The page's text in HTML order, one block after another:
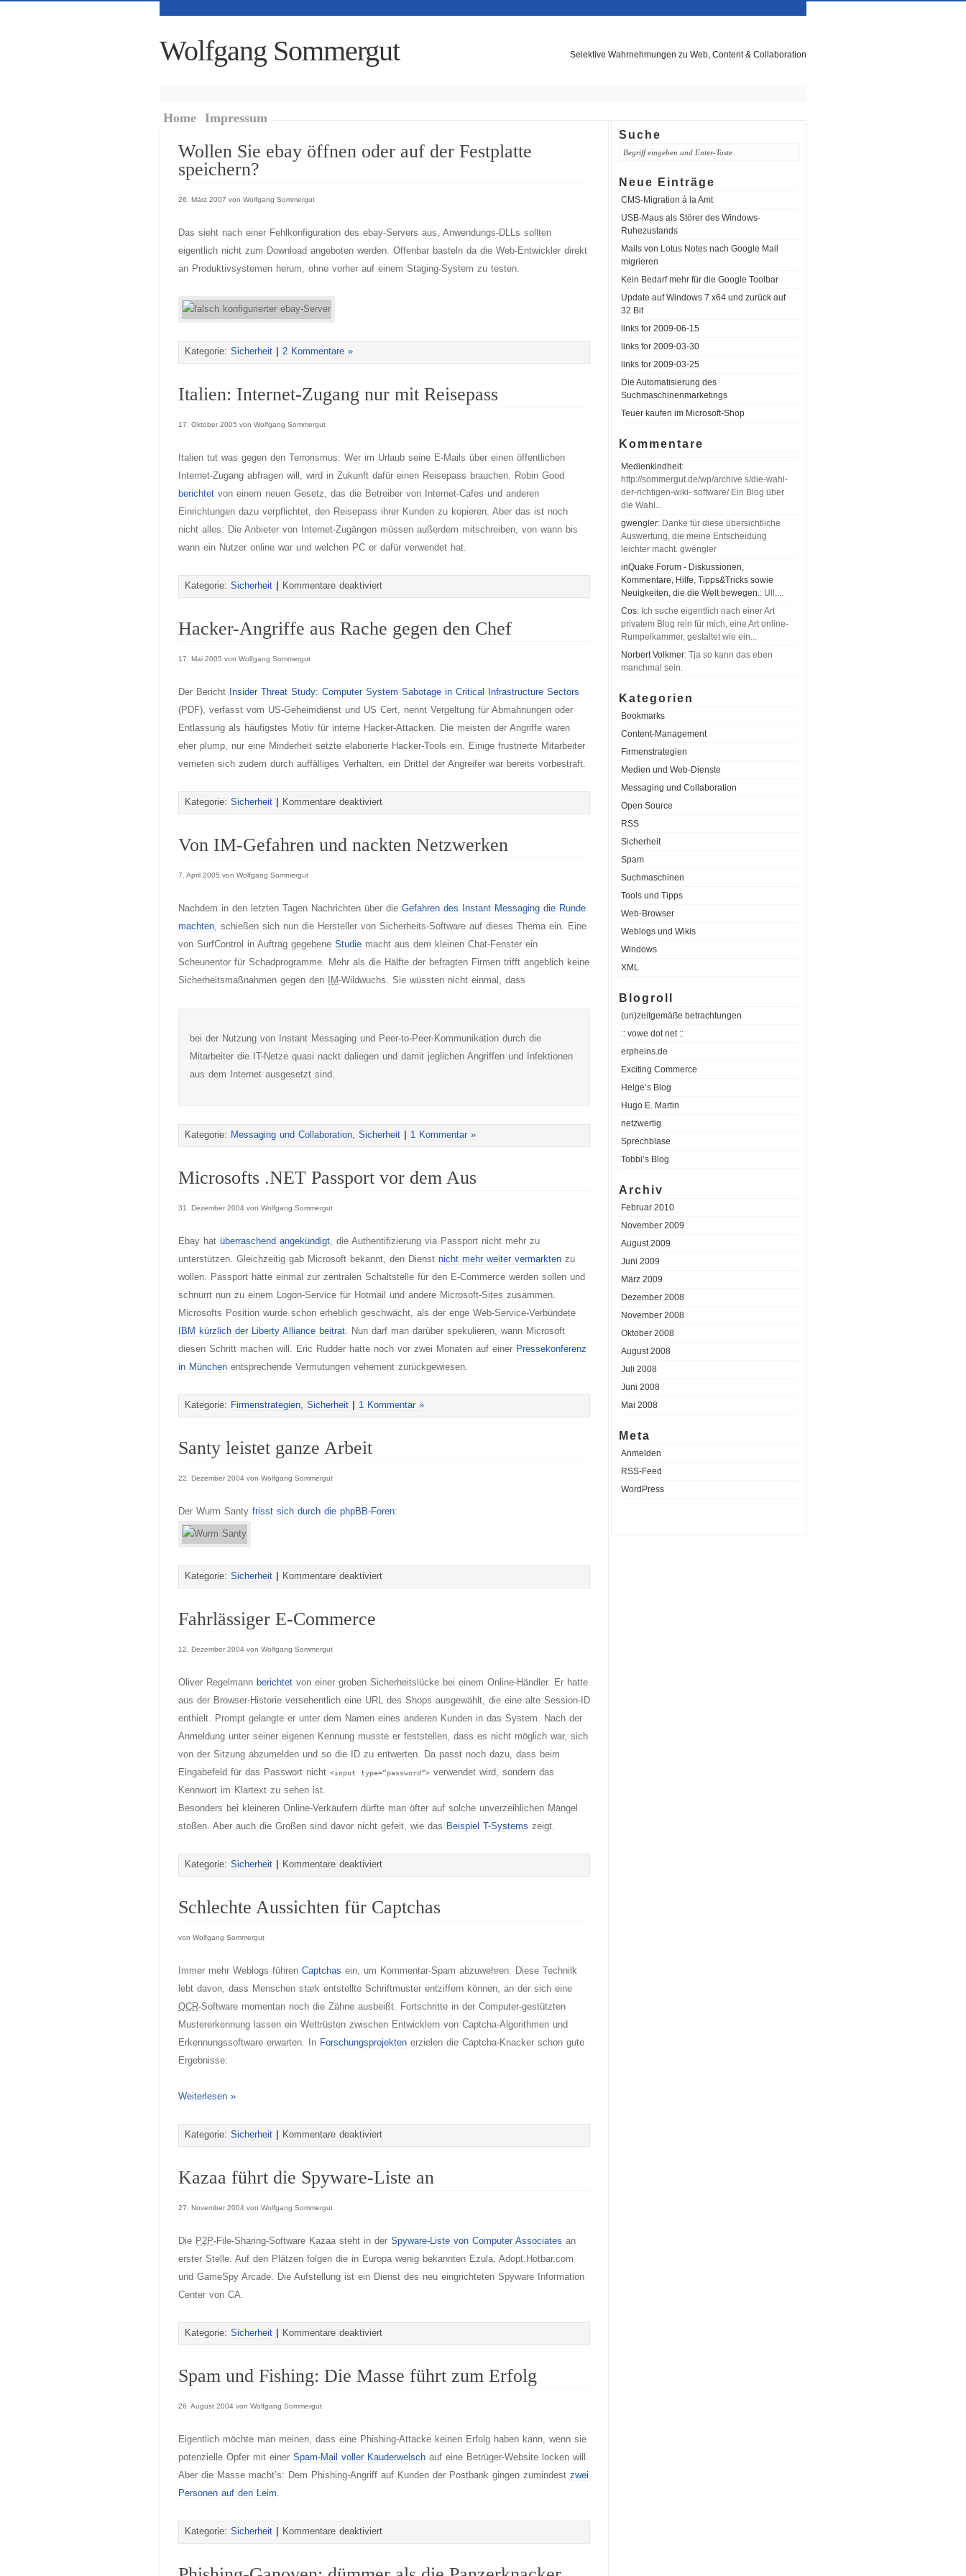
Selektive Wahrnehmungen zu Web, Content & Collaboration
Wolfgang Sommergut
Home Impressum
Suche
Neue Einträge
CMS-Migration á la Amt
USB-Maus als Störer des Windows-
Ruhezustands
Mails von Lotus Notes nach Google Mail
migrieren
Kein Bedarf mehr für die Google Toolbar
Update auf Windows 7 x64 und zurück auf
32 Bit
links for 2009-06-15
links for 2009-03-30
links for 2009-03-25
Die Automatisierung des
Suchmaschinenmarketings
Teuer kaufen im Microsoft-Shop
Kommentare
Medienkindheit:
http://sommergut.de/wp/archive s/die-wahl-
der-richtigen-wiki- software/ Ein Blog über
die Wahl...
gwengler: Danke für diese übersichtliche
Auswertung, die meine Entscheidung
leichter macht. gwengler
inQuake Forum - Diskussionen,
Kommentare, Hilfe, Tipps&Tricks sowie
Neuigkeiten, die die Welt bewegen. : Ull,...
Cos: Ich suche eigentlich nach einer Art
privatem Blog rein für mich, eine Art online-
Rumpelkammer, gestaltet wie ein...
Norbert Volkmer: Tja so kann das eben
manchmal sein.
Kategorien
Bookmarks
Content-Management
Firmenstrategien
Medien und Web-Dienste
Messaging und Collaboration
Open Source
RSS
Sicherheit
Spam
Suchmaschinen
Tools und Tipps
Web-Browser
Weblogs und Wikis
Windows
XML
Blogroll
(un)zeitgemäße betrachtungen
:: vowe dot net ::
erpheins.de
Exciting Commerce
Helge’s Blog
Hugo E. Martin
netzwertig
Sprechblase
Tobbi’s Blog
Archiv
Februar 2010
November 2009
August 2009
Juni 2009
März 2009
Dezember 2008
November 2008
Oktober 2008
August 2008
Juli 2008
Juni 2008
Mai 2008
Meta
Anmelden
RSS-Feed
WordPress
Wollen Sie ebay öffnen oder auf der Festplatte
speichern?
26. März 2007 von Wolfgang Sommergut
Das sieht nach einer Fehlkonfiguration des ebay-Servers aus, Anwendungs-DLLs sollten
eigentlich nicht zum Download angeboten werden. Offenbar basteln da die Web-Entwickler direkt
an Produktivsystemen herum, ohne vorher auf einem Staging-System zu testen.
Kategorie: Sicherheit 2 Kommentare »
Italien: Internet-Zugang nur mit Reisepass
17. Oktober 2005 von Wolfgang Sommergut
Italien tut was gegen den Terrorismus: Wer im Urlaub seine E-Mails über einen öffentlichen
Internet-Zugang abfragen will, wird in Zukunft dafür einen Reisepass brauchen. Robin Good
berichtet von einem neuen Gesetz, das die Betreiber von Internet-Cafes und anderen
Einrichtungen dazu verpflichtet, den Reisepass ihrer Kunden zu kopieren. Aber das ist noch
nicht alles: Die Anbieter von Internet-Zugängen müssen außerdem mitschreiben, von wann bis
wann ein Nutzer online war und welchen PC er dafür verwendet hat.
Kategorie: Sicherheit Kommentare deaktiviertfür
Zugang
Reisepass
Hacker-Angriffe aus Rache gegen den Chef
17. Mai 2005 von Wolfgang Sommergut
Der Bericht
Insider Threat Study: Computer System Sabotage in Critical Infrastructure Sectors
(PDF), verfasst vom US-Geheimdienst und US Cert, nennt Vergeltung für Abmahnungen oder
Entlassung als häufigstes Motiv für interne Hacker-Attacken. Die meisten der Angriffe waren
eher plump, nur eine Minderheit setzte elaborierte Hacker-Tools ein. Einige frustrierte Mitarbeiter
verrieten sich zudem durch auffälliges Verhalten, ein Drittel der Angreifer war bereits vorbestraft.
Kategorie: Sicherheit Kommentare deaktiviertfür
Angriffe
den
Chef
Von IM-Gefahren und nackten Netzwerken
7. April 2005 von Wolfgang Sommergut
Nachdem in den letzten Tagen Nachrichten über die Gefahren des Instant Messaging die Runde
machten, schießen sich nun die Hersteller von Sicherheits-Software auf dieses Thema ein. Eine
von SurfControl in Auftrag gegebene Studie macht aus dem kleinen Chat-Fenster ein
Scheunentor für Schadprogramme. Mehr als die Hälfte der befragten Firmen trifft angeblich keine
Sicherheitsmaßnahmen gegen den
IM-Wildwuchs. Sie wüssten nicht einmal, dass
bei der Nutzung von Instant Messaging und Peer-to-Peer-Kommunikation durch die
Mitarbeiter die IT-Netze quasi nackt daliegen und damit jeglichen Angriffen und Infektionen
aus dem Internet ausgesetzt sind.
Kategorie: Messaging und Collaboration, Sicherheit 1 Kommentar »
Microsofts .NET Passport vor dem Aus
31. Dezember 2004 von Wolfgang Sommergut
Ebay hat überraschend angekündigt, die Authentifizierung via Passport nicht mehr zu
unterstützen. Gleichzeitig gab Microsoft bekannt, den Dienst nicht mehr weiter vermarkten zu
wollen. Passport hätte einmal zur zentralen Schaltstelle für den E-Commerce werden sollen und
schnurrt nun zu einem Logon-Service für Hotmail und andere Microsoft-Sites zusammen.
Microsofts Position wurde schon erheblich geschwächt, als der enge Web-Service-Verbündete
IBM kürzlich der Liberty Alliance beitrat. Nun darf man darüber spekulieren, wann Microsoft
diesen Schritt machen will. Eric Rudder hatte noch vor zwei Monaten auf einer Pressekonferenz
in München entsprechende Vermutungen vehement zurückgewiesen.
Kategorie: Firmenstrategien, Sicherheit 1 Kommentar »
Santy leistet ganze Arbeit
22. Dezember 2004 von Wolfgang Sommergut
Der Wurm Santy frisst sich durch die phpBB-Foren:
Kategorie: Sicherheit Kommentare deaktiviertfür
Fahrlässiger E-Commerce
12. Dezember 2004 von Wolfgang Sommergut
Oliver Regelmann berichtet von einer groben Sicherheitslücke bei einem Online-Händler. Er hatte
aus der Browser-Historie versehentlich eine URL des Shops ausgewählt, die eine alte Session-ID
enthielt. Prompt gelangte er unter dem Namen eines anderen Kunden in das System. Nach der
Anmeldung unter seiner eigenen Kennung musste er feststellen, dass es nicht möglich war, sich
von der Sitzung abzumelden und so die ID zu entwerten. Da passt noch dazu, dass beim
Eingabefeld für das Passwort nicht <input type=“password“> verwendet wird, sondern das
Kennwort im Klartext zu sehen ist.
Besonders bei kleineren Online-Verkäufern dürfte man öfter auf solche unverzeihlichen Mängel
stoßen. Aber auch die Großen sind davor nicht gefeit, wie das Beispiel T-Systems zeigt.
Kategorie: Sicherheit Kommentare deaktiviertfür
E-
Commerce
Schlechte Aussichten für Captchas
von Wolfgang Sommergut
Immer mehr Weblogs führen Captchas ein, um Kommentar-Spam abzuwehren. Diese Technilk
lebt davon, dass Menschen stark entstellte Schriftmuster entziffern können, an der sich eine
OCR-Software momentan noch die Zähne ausbeißt. Fortschritte in der Computer-gestützten
Mustererkennung lassen ein Wettrüsten zwischen Entwicklern von Captcha-Algorithmen und
Erkennungssoftware erwarten. In Forschungsprojekten erzielen die Captcha-Knacker schon gute
Ergebnisse:
Weiterlesen »
Kategorie: Sicherheit Kommentare deaktiviertfür
Aussichten
Kazaa führt die Spyware-Liste an
27. November 2004 von Wolfgang Sommergut
Die P2P-File-Sharing-Software Kazaa steht in der Spyware-Liste von Computer Associates an
erster Stelle. Auf den Plätzen folgen die in Europa wenig bekannten Ezula, Adopt.Hotbar.com
und GameSpy Arcade. Die Aufstellung ist ein Dienst des neu eingrichteten Spyware Information
Center von CA.
Kategorie: Sicherheit Kommentare deaktiviertfür
an
Spam und Fishing: Die Masse führt zum Erfolg
26. August 2004 von Wolfgang Sommergut
Eigentlich möchte man meinen, dass eine Phishing-Attacke keinen Erfolg haben kann, wenn sie
potenzielle Opfer mit einer Spam-Mail voller Kauderwelsch auf eine Betrüger-Website locken will.
Aber die Masse macht’s: Dem Phishing-Angriff auf Kunden der Postbank gingen zumindest zwei
Personen auf den Leim.
Kategorie: Sicherheit Kommentare deaktiviertfür